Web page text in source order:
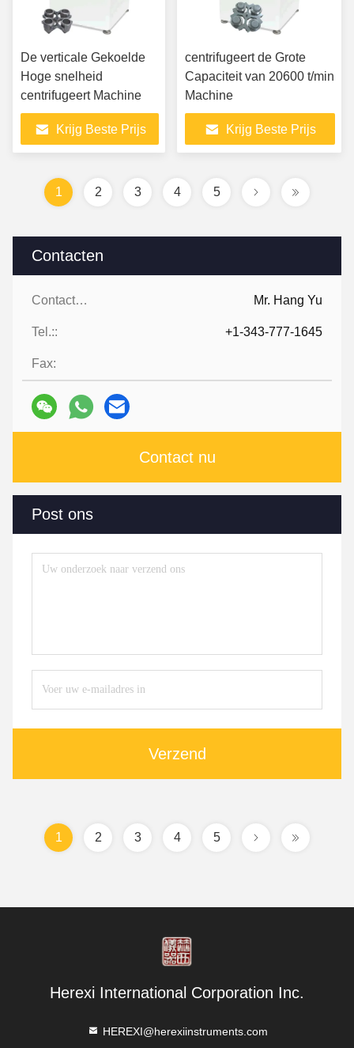
Contacten
Contacten: Mr. Hang Yu
Tel.:: +1-343-777-1645
Fax:
Contact nu
Post ons
Verzend
De verticale Gekoelde
Hoge snelheid
centrifugeert Machine
Krijg Beste Prijs
centrifugeert de Grote
Capaciteit van 20600 t/min
Machine
Krijg Beste Prijs
1 2 3 4 5
1 2 3 4 5
Herexi International Corporation Inc.
HEREXI@herexiinstruments.com